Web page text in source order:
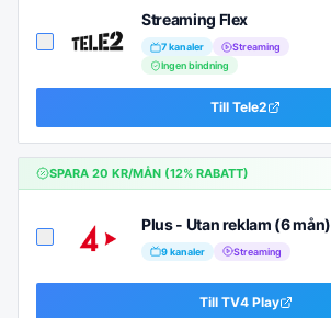
Streaming Flex
7kanaler
Streaming
Ingen bindning
Till Tele2
SPARA 20 KR/MÅN (12% RABATT)
Plus - Utan reklam (6 mån)
9kanaler Streaming
Till TV4 Play